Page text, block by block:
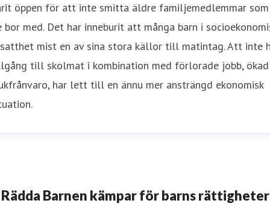
öppen för att inte smitta äldre familjemedlemmar som
bor med. Det har inneburit att många barn i
mist en av sina stora källor till matintag. Att inte
till skolmat i kombination med förlorade jobb, ökad
har lett till en ännu mer ansträngd ekonomisk
Rädda Barnen kämpar för barns rättigheter